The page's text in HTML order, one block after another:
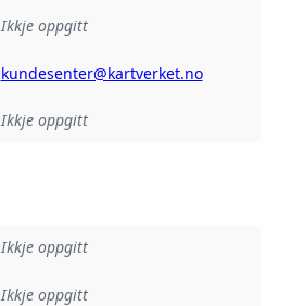
Ikkje oppgitt
kundesenter@kartverket.no
Ikkje oppgitt
Ikkje oppgitt
:
Ikkje oppgitt